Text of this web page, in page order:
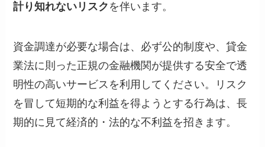
計り知れないリスク を伴います。
資金調達が必要な場合は、必ず公的制度や、貸金
業法に則った正規の金融機関が提供する安全で透
明性の高いサービスを利用してください。リスク
を冒して短期的な利益を得ようとする行為は、長
期的に見て経済的・法的な不利益を招きます。